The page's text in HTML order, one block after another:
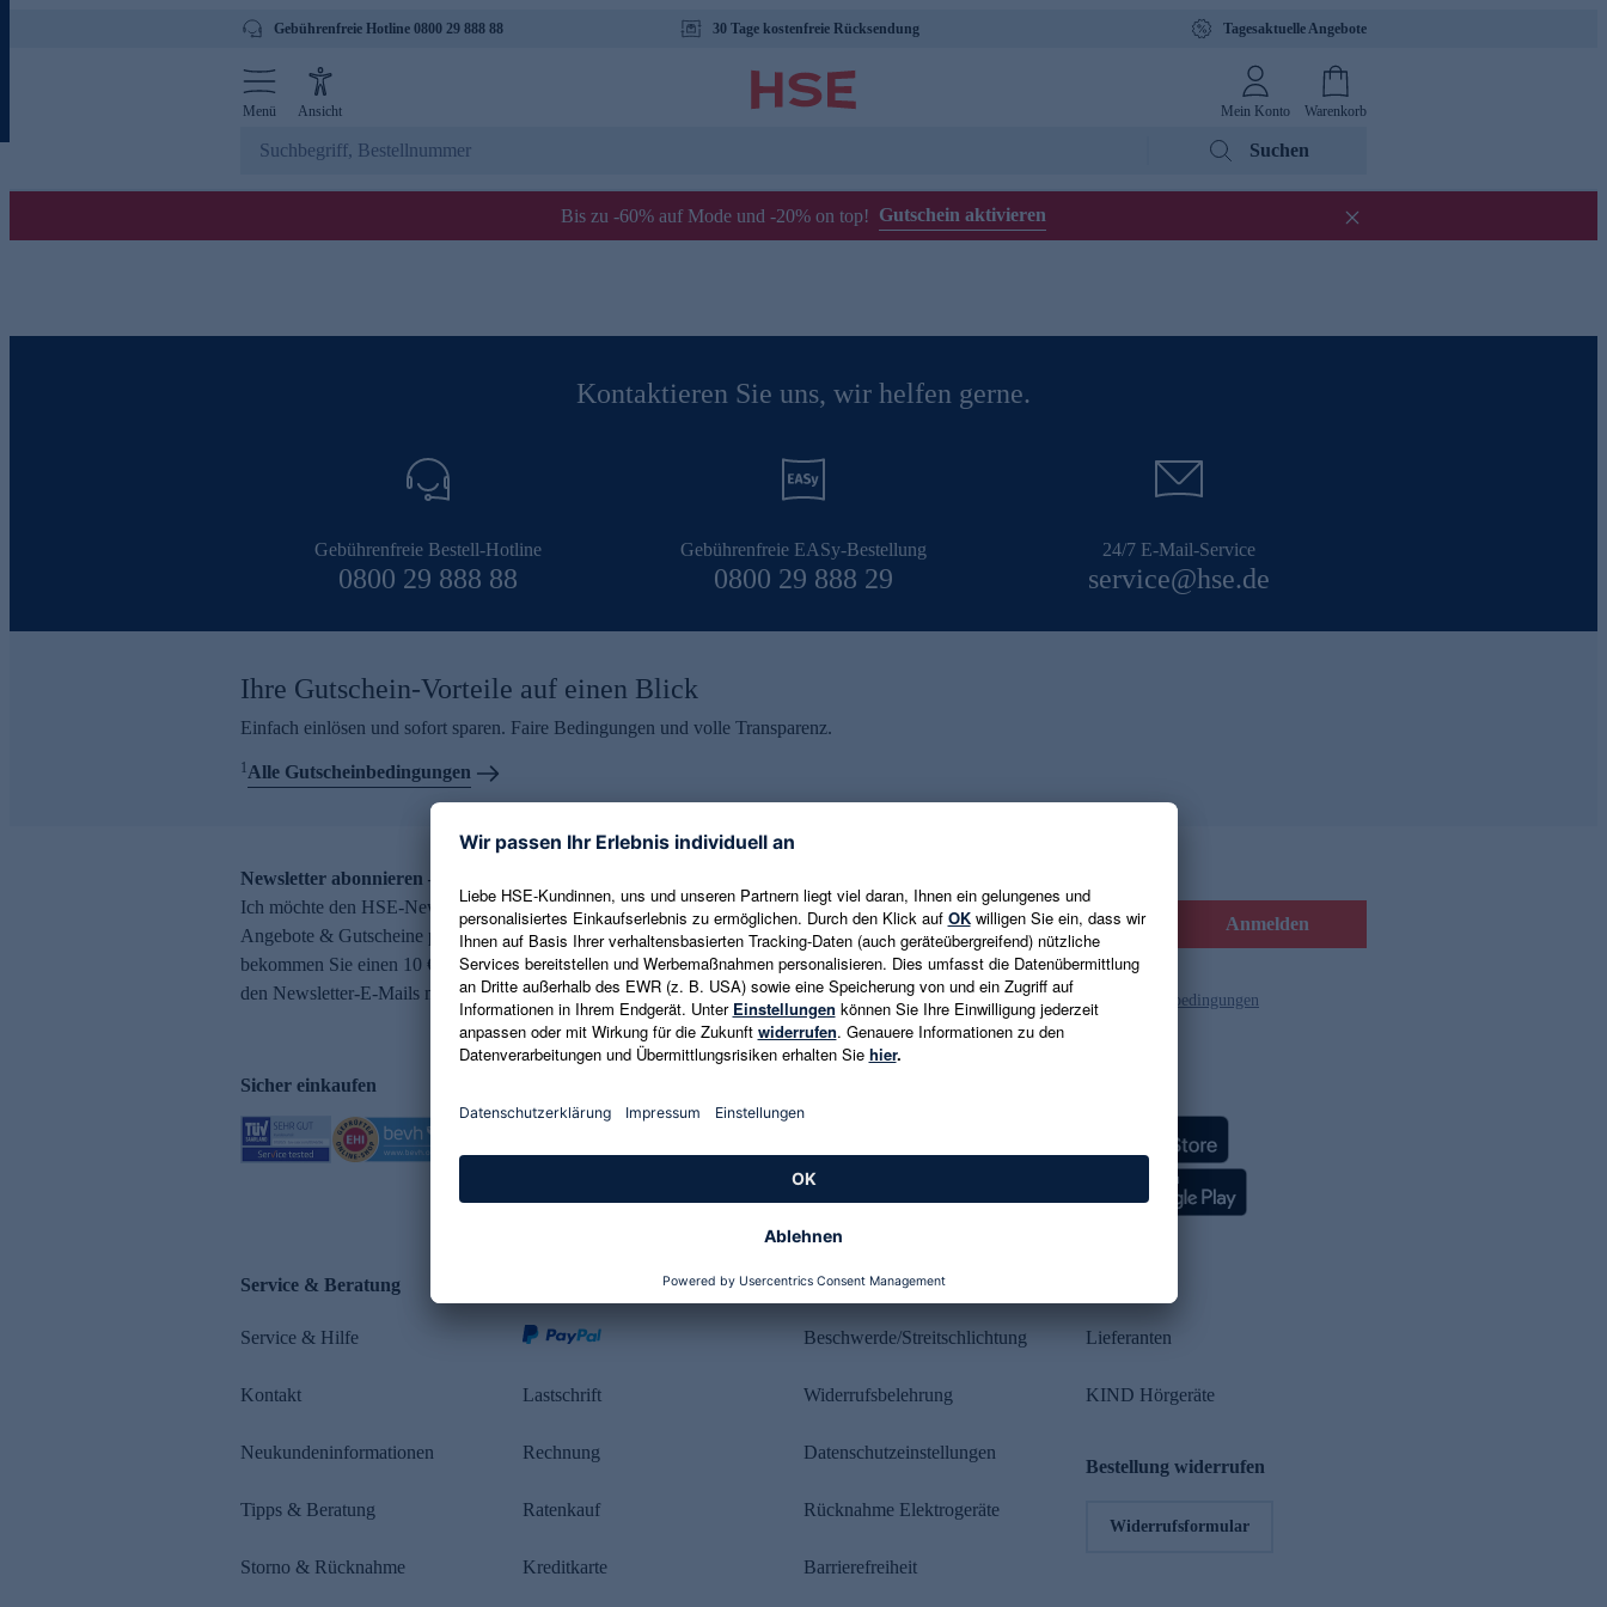
Gebührenfreie Hotline 0800 29 888 88 30 Tage kostenfreie Rücksendung Tagesaktuelle Angebote
Menü Ansicht Mein Konto Warenkorb
Suchen
Bis zu -60% auf Mode und -20% on top! Gutschein aktivieren
Kontaktieren Sie uns, wir helfen gerne.
Gebührenfreie Bestell-Hotline
0800 29 888 88
Gebührenfreie EASy-Bestellung
0800 29 888 29
24/7 E-Mail-Service
service@hse.de
Ihre Gutschein-Vorteile auf einen Blick
Einfach einlösen und sofort sparen. Faire Bedingungen und volle Transparenz.
1Alle Gutscheinbedingungen
Newsletter abonnieren – 10 € Gutschein erhalten
Ich möchte den HSE-Newsletter abonnieren und aktuelle Trends,
Angebote & Gutscheine per E-Mail erhalten. Als Dankeschön
bekommen Sie einen 10 € Gutschein. Eine Abmeldung ist jederzeit in
den Newsletter-E-Mails möglich.
E-Mail-Adresse eingeben Anmelden
Es gelten die Datenschutzrichtlinien und die Gutscheinbedingungen
Sicher einkaufen
Service & Beratung
Service & Hilfe
Kontakt
Neukundeninformationen
Tipps & Beratung
Storno & Rücknahme
Lastschrift
Rechnung
Ratenkauf
Kreditkarte
Rechtliches
Beschwerde/Streitschlichtung
Widerrufsbelehrung
Datenschutzeinstellungen
Rücknahme Elektrogeräte
Barrierefreiheit
Lieferanten
KIND Hörgeräte
Bestellung widerrufen
Widerrufsformular